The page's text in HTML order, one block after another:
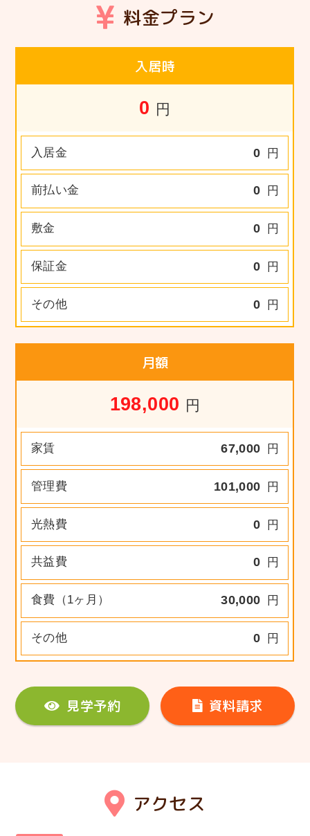
料金プラン
入居時
0 円
入居金 0 円
前払い金 0 円
敷金 0 円
保証金 0 円
その他 0 円
月額
198,000 円
家賃 67,000 円
管理費 101,000 円
光熱費 0 円
共益費 0 円
食費（1ヶ月） 30,000 円
その他 0 円
見学予約 資料請求
アクセス